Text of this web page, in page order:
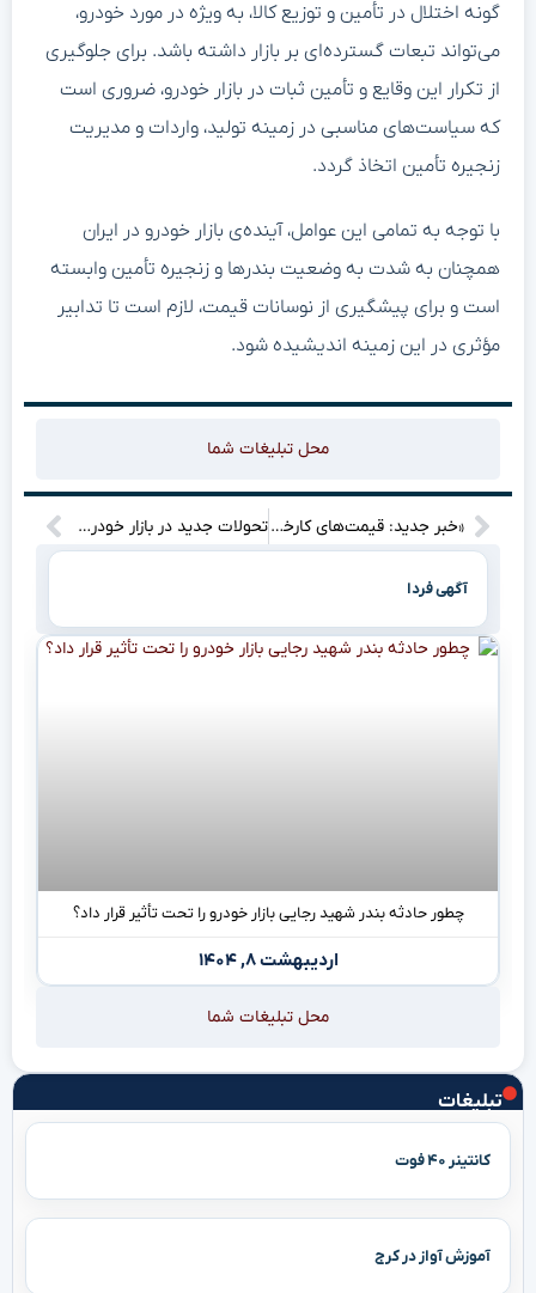
تبلیغات
کانتینر ۴۰ فوت
آموزش آواز در کرج
گونه اختلال در تأمین و توزیع کالا، به ویژه در مورد خودرو،
می‌تواند تبعات گسترده‌ای بر بازار داشته باشد. برای جلوگیری
از تکرار این وقایع و تأمین ثبات در بازار خودرو، ضروری است
که سیاست‌های مناسبی در زمینه تولید، واردات و مدیریت
زنجیره تأمین اتخاذ گردد.
با توجه به تمامی این عوامل، آینده‌ی بازار خودرو در ایران
همچنان به شدت به وضعیت بندرها و زنجیره تأمین وابسته
است و برای پیشگیری از نوسانات قیمت، لازم است تا تدابیر
مؤثری در این زمینه اندیشیده شود.
محل تبلیغات شما
«خبر جدید: قیمت‌های کارخانه‌ای محصولات ایران خودرو در اردیبهشت ۱۴۰۴ اعلام شد!» تحولات جدید در بازار خودرو: چه خبر است؟
آگهی فردا
چطور حادثه بندر شهید رجایی بازار خودرو را تحت تأثیر قرار داد؟
اردیبهشت ۸, ۱۴۰۴
محل تبلیغات شما